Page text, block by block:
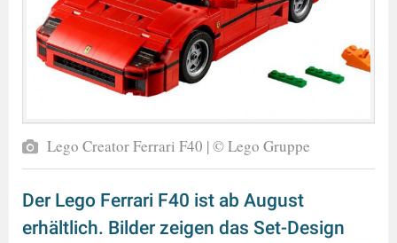
Lego Creator Ferrari F40 | © Lego Gruppe
Der Lego Ferrari F40 ist ab August
erhältlich. Bilder zeigen das Set-Design